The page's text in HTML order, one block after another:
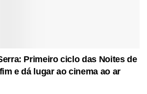
Primeiro ciclo das Noites de
e dá lugar ao cinema ao ar